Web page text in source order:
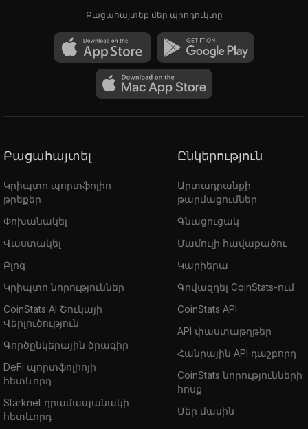
Բացահայտեք մեր պրոդուկտը
Բացահայտել
Կրիպտո պորտֆոլիո
թրեքեր
Փոխանակել
Վաստակել
Բլոգ
Կրիպտո նորություններ
CoinStats AI Շուկայի
Վերլուծություն
Գործընկերային ծրագիր
DeFi պորտֆոլիոյի
հետևորդ
Starknet դրամապանակի
հետևորդ
Ընկերություն
Արտադրանքի
թարմացումներ
Գնացուցակ
Մամուլի հավաքածու
Կարիերա
Գովազդել CoinStats-ում
CoinStats API
API փաստաթղթեր
Հանրային API դաշբորդ
CoinStats նորությունների
հոսք
Մեր մասին